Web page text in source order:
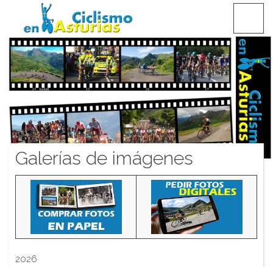
CICLISMO EN ASTURIAS
Galerías de imágenes
2026